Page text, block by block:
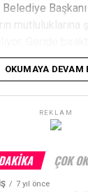
mutluluklarına
görülmeye
bu
emeği geçen
diye konuştu.
OKUMAYA DEVAM
REKLAM
ÇOK
7 yıl önce